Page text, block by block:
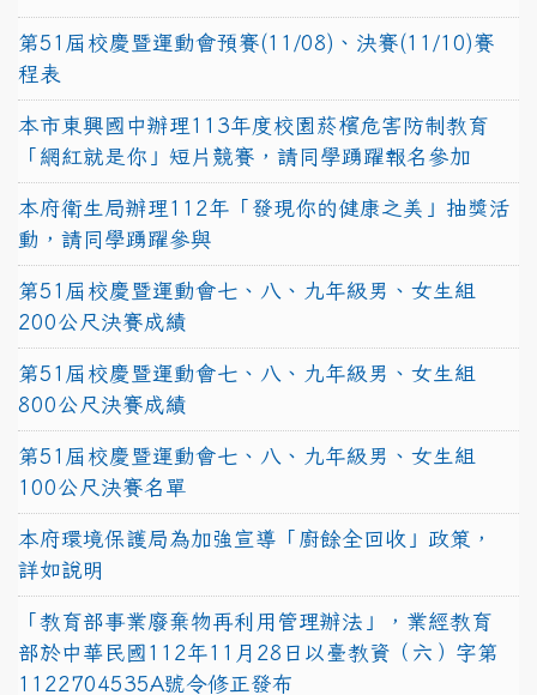
第51屆校慶暨運動會預賽(11/08)、決賽(11/10)賽
程表
本市東興國中辦理113年度校園菸檳危害防制教育
「網紅就是你」短片競賽，請同學踴躍報名參加
本府衛生局辦理112年「發現你的健康之美」抽獎活
動，請同學踴躍參與
第51屆校慶暨運動會七、八、九年級男、女生組
200公尺決賽成績
第51屆校慶暨運動會七、八、九年級男、女生組
800公尺決賽成績
第51屆校慶暨運動會七、八、九年級男、女生組
100公尺決賽名單
本府環境保護局為加強宣導「廚餘全回收」政策，
詳如說明
「教育部事業廢棄物再利用管理辦法」，業經教育
部於中華民國112年11月28日以臺教資（六）字第
1122704535A號令修正發布